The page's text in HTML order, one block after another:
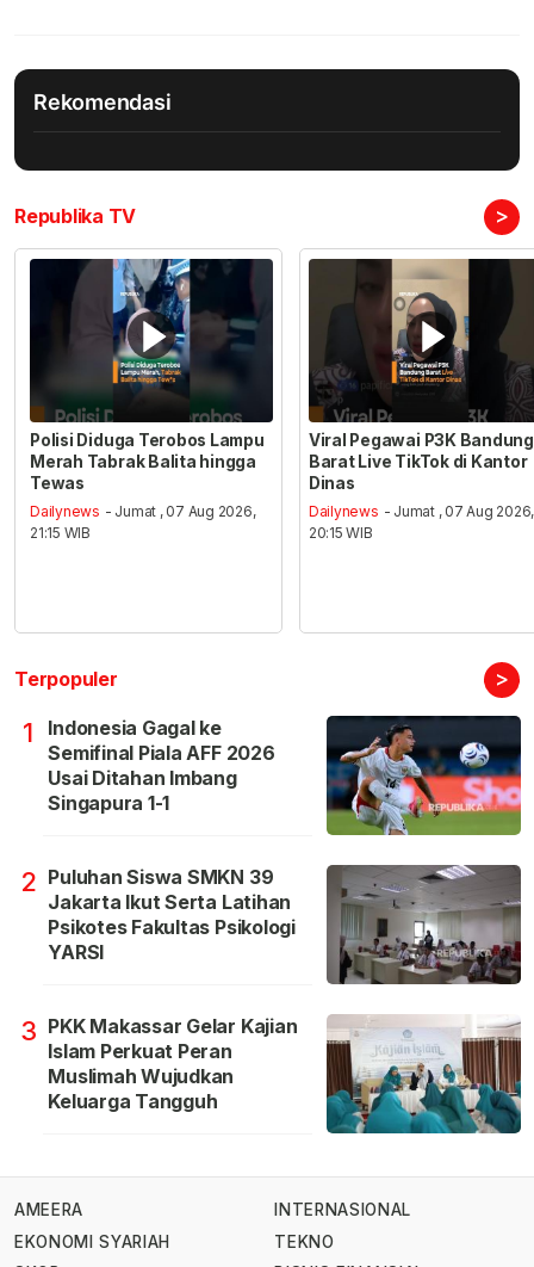
Rekomendasi
Republika TV >
Polisi Diduga Terobos Lampu
Merah Tabrak Balita hingga
Tewas
Dailynews - Jumat , 07 Aug 2026,
21:15 WIB
Viral Pegawai P3K Bandung
Barat Live TikTok di Kantor
Dinas
Dailynews - Jumat , 07 Aug 2026,
20:15 WIB
Terpopuler >
1
Indonesia Gagal ke
Semifinal Piala AFF 2026
Usai Ditahan Imbang
Singapura 1-1
2 Puluhan Siswa SMKN 39
Jakarta Ikut Serta Latihan
Psikotes Fakultas Psikologi
YARSI
3 PKK Makassar Gelar Kajian
Islam Perkuat Peran
Muslimah Wujudkan
Keluarga Tangguh
AMEERA
EKONOMI SYARIAH
INTERNASIONAL
TEKNO